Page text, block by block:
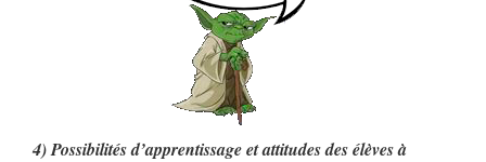
4) Possibilités d’apprentissage et attitudes des élèves à